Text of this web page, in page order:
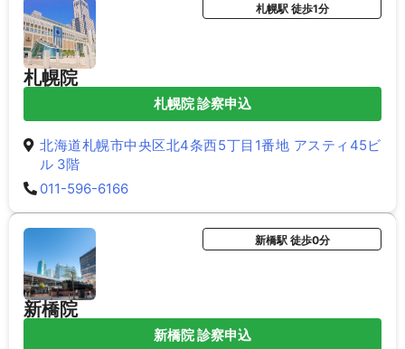
札幌院
札幌駅 徒歩1分
札幌院 診察申込
北海道札幌市中央区北4条西5丁目1番地 アスティ45ビ
ル 3階
011-596-6166
新橋院
新橋駅 徒歩0分
新橋院 診察申込